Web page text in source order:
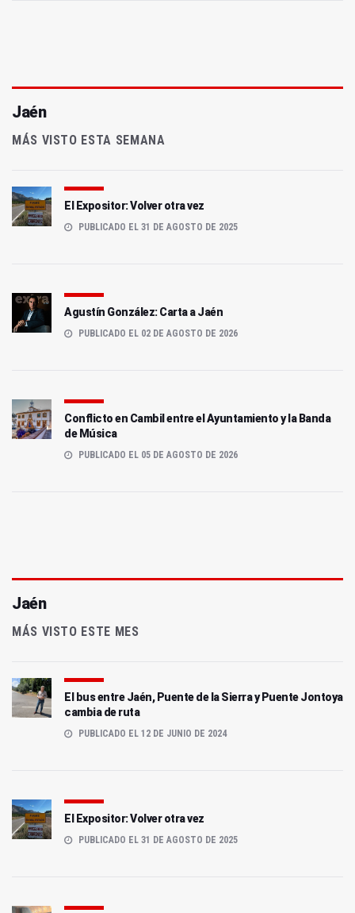
Jaén
MÁS VISTO ESTA SEMANA
El Expositor: Volver otra vez
PUBLICADO EL 31 DE AGOSTO DE 2025
Agustín González: Carta a Jaén
PUBLICADO EL 02 DE AGOSTO DE 2026
Conflicto en Cambil entre el Ayuntamiento y la Banda
de Música
PUBLICADO EL 05 DE AGOSTO DE 2026
Jaén
MÁS VISTO ESTE MES
El bus entre Jaén, Puente de la Sierra y Puente Jontoya
cambia de ruta
PUBLICADO EL 12 DE JUNIO DE 2024
El Expositor: Volver otra vez
PUBLICADO EL 31 DE AGOSTO DE 2025